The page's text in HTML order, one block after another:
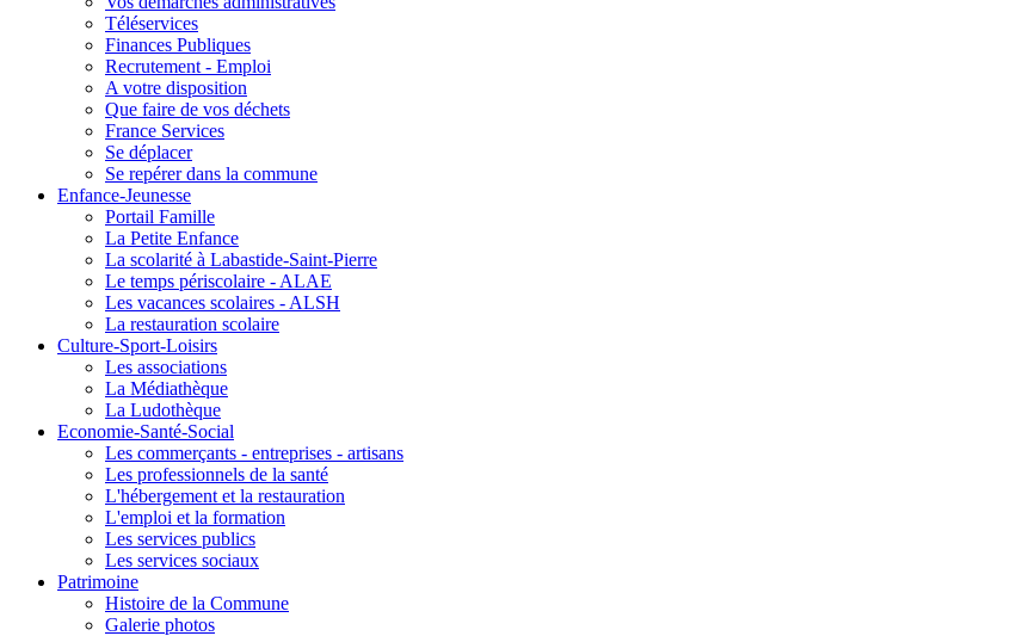
Téléservices
Finances Publiques
Recrutement - Emploi
A votre disposition
Que faire de vos déchets
France Services
Se déplacer
Se repérer dans la commune
Enfance-Jeunesse
Portail Famille
La Petite Enfance
La scolarité à Labastide-Saint-Pierre
Le temps périscolaire - ALAE
Les vacances scolaires - ALSH
La restauration scolaire
Culture-Sport-Loisirs
Les associations
La Médiathèque
La Ludothèque
Economie-Santé-Social
Les commerçants - entreprises - artisans
Les professionnels de la santé
L'hébergement et la restauration
L'emploi et la formation
Les services publics
Les services sociaux
Patrimoine
Histoire de la Commune
Galerie photos